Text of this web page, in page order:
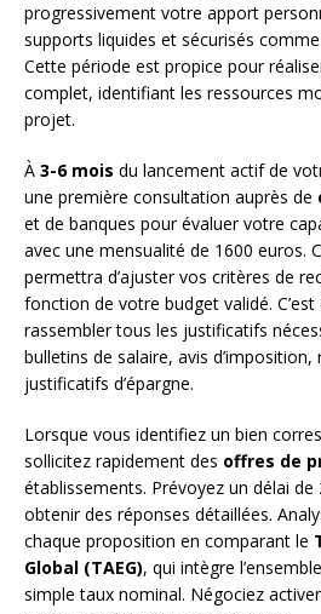
progressivement votre apport
supports liquides et sécurisés
Cette période est propice pour
complet, identifiant les ressources
projet.
À 3-6 mois du lancement actif de
une première consultation auprès de
et de banques pour évaluer votre
avec une mensualité de 1600 euros.
permettra d’ajuster vos critères de
fonction de votre budget validé.
rassembler tous les justificatifs
bulletins de salaire, avis
justificatifs d’épargne.
Lorsque vous identifiez un bien
sollicitez rapidement des offres de
établissements. Prévoyez un délai
obtenir des réponses détaillées.
chaque proposition en comparant le
Global (TAEG), qui intègre
simple taux nominal. Négociez